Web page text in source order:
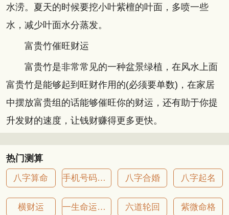
水涝。夏天的时候要挖小叶紫檀的叶面，多喷一些
水，减少叶面水分蒸发。
富贵竹催旺财运
富贵竹是非常常见的一种盆景绿植，在风水上面
富贵竹是能够起到旺财作用的(必须要单数)，在家居
中摆放富贵组的话能够催旺你的财运，还有助于你提
升发财的速度，让钱财赚得更多更快。
热门测算
八字算命 手机号码吉凶 八字合婚 八字起名
横财运 一生命运详批 六道轮回 紫微命格